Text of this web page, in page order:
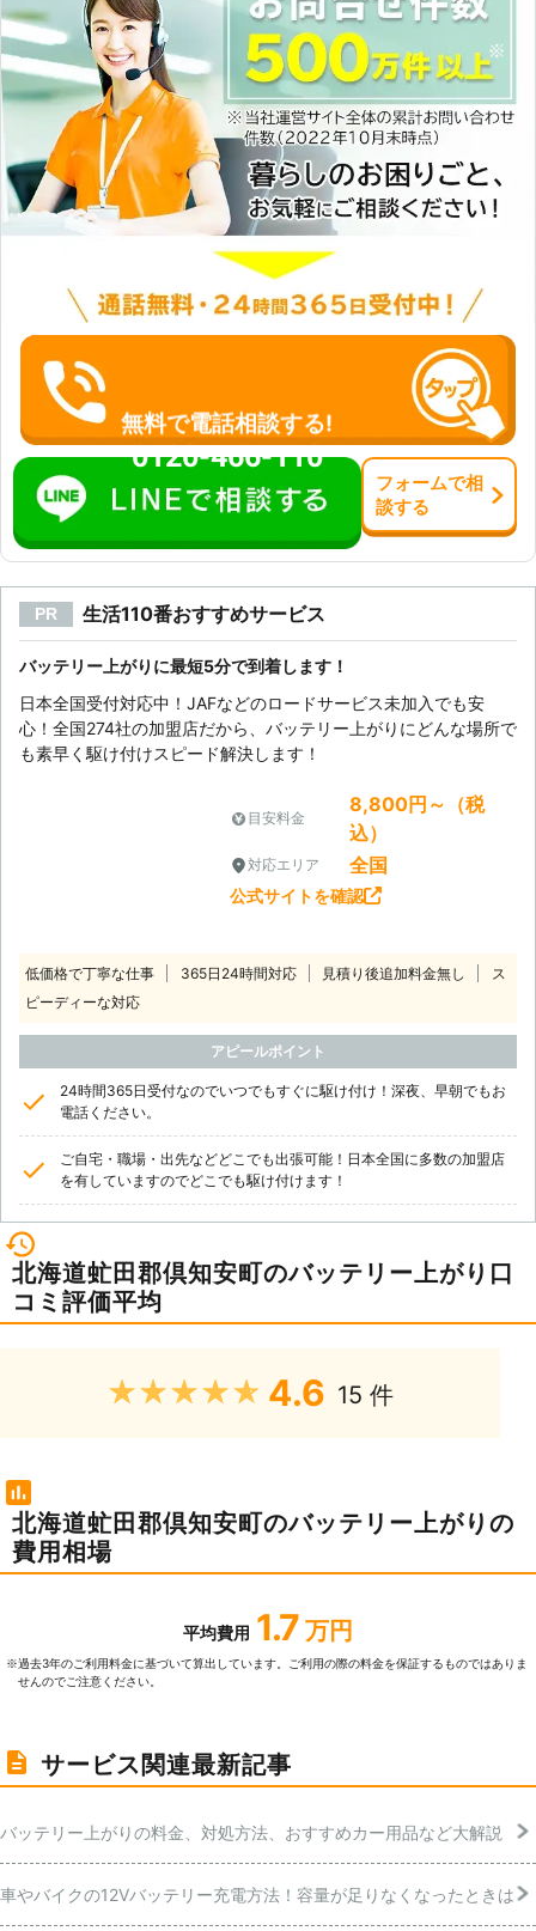
無料で電話相談する!
0120-466-110
フォームで相
談する
PR 生活110番おすすめサービス
バッテリー上がりに最短5分で到着します！
日本全国受付対応中！JAFなどのロードサービス未加入でも安
心！全国274社の加盟店だから、バッテリー上がりにどんな場所で
も素早く駆け付けスピード解決します！
目安料金
8,800円～（税
込）
対応エリア 全国
公式サイトを確認
低価格で丁寧な仕事 365日24時間対応 見積り後追加料金無し
ス
ピーディーな対応
アピールポイント
24時間365日受付なのでいつでもすぐに駆け付け！深夜、早朝でもお
電話ください。
ご自宅・職場・出先などどこでも出張可能！日本全国に多数の加盟店
を有していますのでどこでも駆け付けます！
北海道虻田郡倶知安町のバッテリー上がり口
コミ評価平均
★★★★★ 4.6 15 件
北海道虻田郡倶知安町のバッテリー上がりの
費用相場
平均費用 1.7 万円
※過去3年のご利⽤料⾦に基づいて算出しています。ご利⽤の際の料⾦を保証するものではありま
せんのでご注意ください。
サービス関連最新記事
バッテリー上がりの料金、対処方法、おすすめカー用品など大解説
車やバイクの12Vバッテリー充電方法！容量が足りなくなったときは